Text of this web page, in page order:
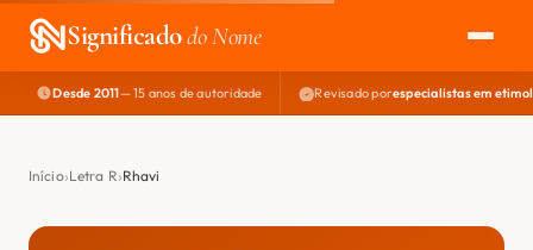
Significadodo Nome
EXPLORAR
NOME PERFEITO
Desde 2011— 15 anos de autoridade Revisado porespecialistas em
Início Letra R Rhavi